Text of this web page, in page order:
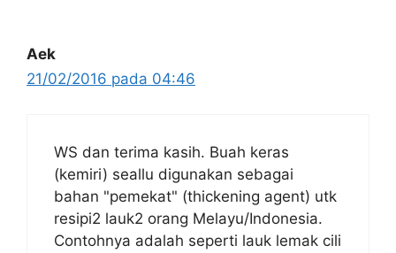
Aek
21/02/2016 pada 04:46
WS dan terima kasih. Buah keras
(kemiri) seallu digunakan sebagai
bahan "pemekat" (thickening agent) utk
resipi2 lauk2 orang Melayu/Indonesia.
Contohnya adalah seperti lauk lemak cili